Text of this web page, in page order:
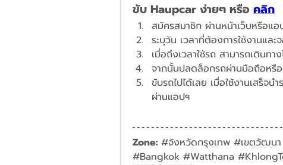
ขับ Haupcar ง่ายๆ หรือ คลิก
สมัครสมาชิก ผ่านหน้าเว็บหรือแอ
ระบุวัน เวลาที่ต้องการใช้งานแล
เมื่อถึงเวลาใช้รถ สามารถเดินท
จากนั้นปลดล็อกรถผ่านมือถือหรื
ขับรถไปได้เลย เมื่อใช้งานเสร็จ
ผ่านแอปฯ
Zone: #จังหวัดกรุงเทพ #เขตวัฒน
#Bangkok #Watthana